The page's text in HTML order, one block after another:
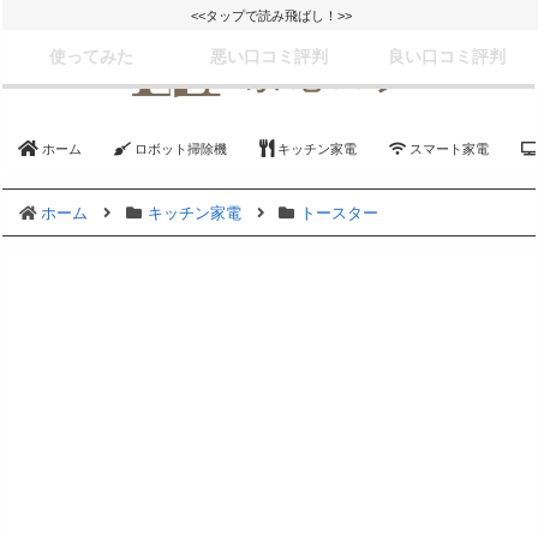
ホーム ロボット掃除機 キッチン家電 スマート家電
ホーム キッチン家電 トースター
<<タップで読み飛ばし！>>
使ってみた 悪い口コミ評判 良い口コミ評判